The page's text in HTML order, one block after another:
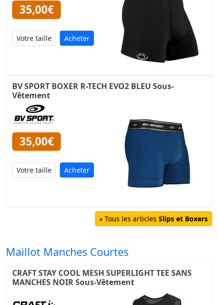
35,00€
Acheter
BV SPORT BOXER R-TECH EVO2 BLEU Sous-
Vêtement
35,00€
Acheter
» Tous les articles Slips et Boxers
Maillot Manches Courtes
CRAFT STAY COOL MESH SUPERLIGHT TEE SANS
MANCHES NOIR Sous-Vêtement